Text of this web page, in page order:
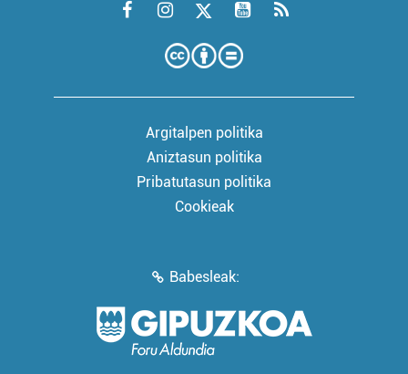
Argitalpen politika
Aniztasun politika
Pribatutasun politika
Cookieak
Babesleak: